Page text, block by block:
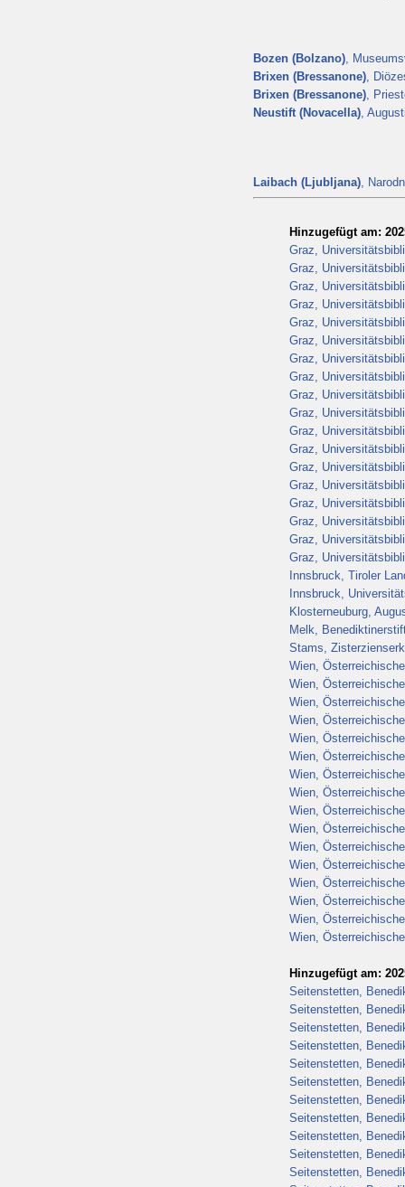
Bozen (Bolzano),
Brixen (Bressanone),
Brixen (Bressanone),
Neustift (Novacella),
Laibach (Ljubljana) ,
Hinzugefügt am:
Graz,
Graz,
Graz,
Graz,
Graz,
Graz,
Graz,
Graz,
Graz,
Graz,
Graz,
Graz,
Graz,
Graz,
Graz,
Graz,
Graz,
Graz,
Innsbruck, Tiroler
Innsbruck,
Klosterneuburg,
Melk,
Stams,
Wien,
Wien,
Wien,
Wien,
Wien,
Wien,
Wien,
Wien,
Wien,
Wien,
Wien,
Wien,
Wien,
Wien,
Wien,
Wien,
Hinzugefügt am:
Seitenstetten,
Seitenstetten,
Seitenstetten,
Seitenstetten,
Seitenstetten,
Seitenstetten,
Seitenstetten,
Seitenstetten,
Seitenstetten,
Seitenstetten,
Seitenstetten,